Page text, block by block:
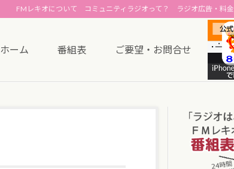
ラジオ広告・料金
コミュニティラジオって？
FMレキオについて
ホーム 番組表 ご要望・お問合せ